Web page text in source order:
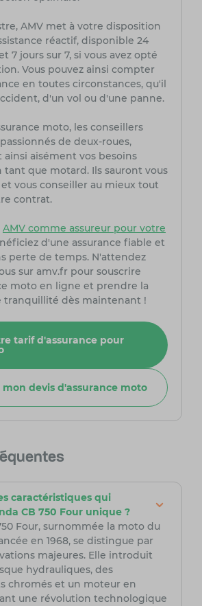
AMV met à votre disposition
réactif, disponible 24
7 jours sur 7, si vous avez opté
Vous pouvez ainsi compter
en toutes circonstances, qu'il
d'un vol ou d'une panne.
moto, les conseillers
de deux-roues,
aisément vos besoins
tant que motard. Ils sauront vous
vous conseiller au mieux tout
contrat.
AMV comme assureur pour votre
d'une assurance fiable et
perte de temps. N'attendez
sur amv.fr pour souscrire
moto en ligne et prendre la
tranquillité dès maintenant !
tarif d'assurance pour
mon devis d'assurance moto
caractéristiques qui
CB 750 Four unique ?
Four, surnommée la moto du
en 1968, se distingue par
majeures. Elle introduit
hydrauliques, des
chromés et un moteur en
une révolution technologique